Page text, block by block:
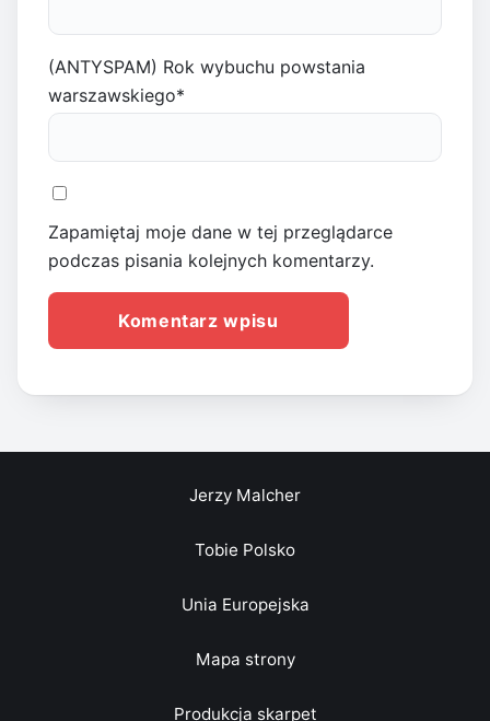
(ANTYSPAM) Rok wybuchu powstania
warszawskiego*
Zapamiętaj moje dane w tej przeglądarce
podczas pisania kolejnych komentarzy.
Jerzy Malcher
Tobie Polsko
Unia Europejska
Mapa strony
Produkcja skarpet